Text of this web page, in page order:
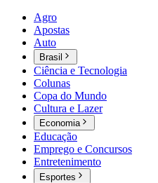
Agro
Apostas
Auto
Brasil
Ciência e Tecnologia
Colunas
Copa do Mundo
Cultura e Lazer
Economia
Educação
Emprego e Concursos
Entretenimento
Esportes